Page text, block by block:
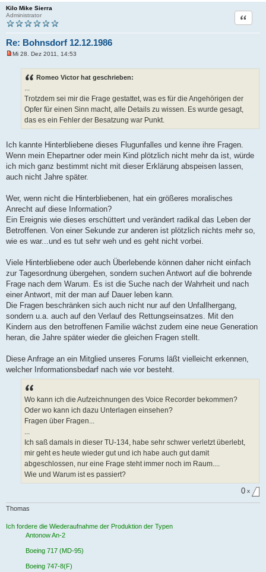
Kilo Mike Sierra
Administrator
Re: Bohnsdorf 12.12.1986
Zitat
e
i
t
r
g
Mi 28. Dez 2011, 14:53
Romeo Victor hat geschrieben:
Trotzdem sei mir die Frage gestattet, was es für die Angehörigen der
Opfer für einen Sinn macht, alle Details zu wissen. Es wurde gesagt,
das es ein Fehler der Besatzung war Punkt.
Ich kannte Hinterbliebene dieses Flugunfalles und kenne ihre Fragen.
Wenn mein Ehepartner oder mein Kind plötzlich nicht mehr da ist, würde
ich mich ganz bestimmt nicht mit dieser Erklärung abspeisen lassen,
auch nicht Jahre später.
Wer, wenn nicht die Hinterbliebenen, hat ein größeres moralisches
Anrecht auf diese Information?
Ein Ereignis wie dieses erschüttert und verändert radikal das Leben der
Betroffenen. Von einer Sekunde zur anderen ist plötzlich nichts mehr so,
wie es war...und es tut sehr weh und es geht nicht vorbei.
Viele Hinterbliebene oder auch Überlebende können daher nicht einfach
zur Tagesordnung übergehen, sondern suchen Antwort auf die bohrende
Frage nach dem Warum. Es ist die Suche nach der Wahrheit und nach
einer Antwort, mit der man auf Dauer leben kann.
Die Fragen beschränken sich auch nicht nur auf den Unfallhergang,
sondern u.a. auch auf den Verlauf des Rettungseinsatzes. Mit den
Kindern aus den betroffenen Familie wächst zudem eine neue Generation
heran, die Jahre später wieder die gleichen Fragen stellt.
Diese Anfrage an ein Mitglied unseres Forums läßt vielleicht erkennen,
welcher Informationsbedarf nach wie vor besteht.
Wo kann ich die Aufzeichnungen des Voice Recorder bekommen?
Oder wo kann ich dazu Unterlagen einsehen?
Fragen über Fragen...
Ich saß damals in dieser TU-134, habe sehr schwer verletzt überlebt,
mir geht es heute wieder gut und ich habe auch gut damit
abgeschlossen, nur eine Frage steht immer noch im Raum....
Wie und Warum ist es passiert?
0 x
Thomas
Ich fordere die Wiederaufnahme der Produktion der Typen
Antonow An-2
Boeing 717 (MD-95)
Boeing 747-8(F)